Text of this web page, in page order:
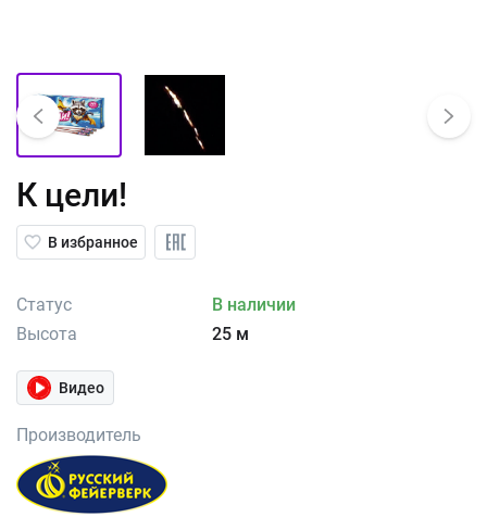
К цели!
В избранное
Статус
В наличии
Высота
25 м
Видео
Производитель